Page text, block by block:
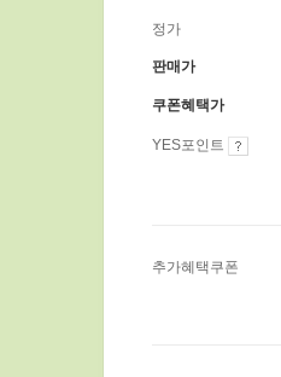
정가
판매가
쿠폰혜택가
YES포인트
추가혜택쿠폰